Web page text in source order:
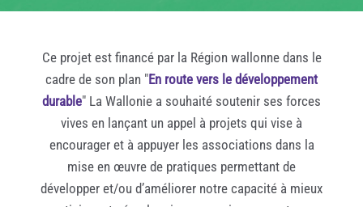
Ce projet est financé par la Région wallonne dans le
cadre de son plan "En route vers le développement
durable" La Wallonie a souhaité soutenir ses forces
vives en lançant un appel à projets qui vise à
encourager et à appuyer les associations dans la
mise en œuvre de pratiques permettant de
développer et/ou d’améliorer notre capacité à mieux